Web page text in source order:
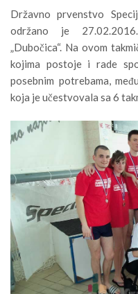
Državno prvenstvo
održano je
„Dubočica“. Na ovom
kojima postoje i rade
posebnim potrebama,
koja je učestvovala sa 6